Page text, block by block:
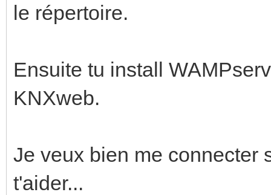
le répertoire.
Ensuite tu install
KNXweb.
Je veux bien me connecter
t'aider...